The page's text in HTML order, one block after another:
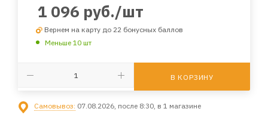
1 096 руб./шт
Вернем на карту до 22 бонусных баллов
Меньше 10 шт
В КОРЗИНУ
Самовывоз: 07.08.2026, после 8:30, в 1 магазине